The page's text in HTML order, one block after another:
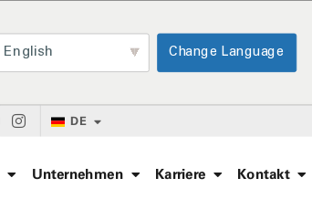
English Change Language
DE
Unternehmen Karriere Kontakt